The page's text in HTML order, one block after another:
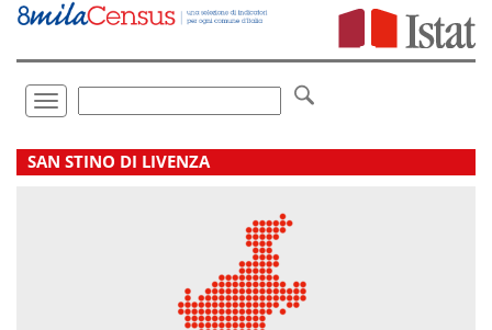
Vai
direttamente
Toggle
navigation
.
SAN STINO DI LIVENZA